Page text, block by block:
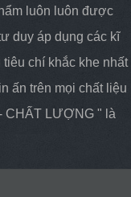
luôn luôn được
duy áp dụng các kĩ
chí khắc khe nhất
ấn trên mọi chất liệu
CHẤT LƯỢNG " là